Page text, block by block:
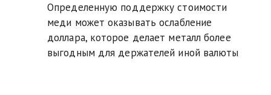
Определенную поддержку стоимости
меди может оказывать ослабление
доллара, которое делает металл более
выгодным для держателей иной валюты